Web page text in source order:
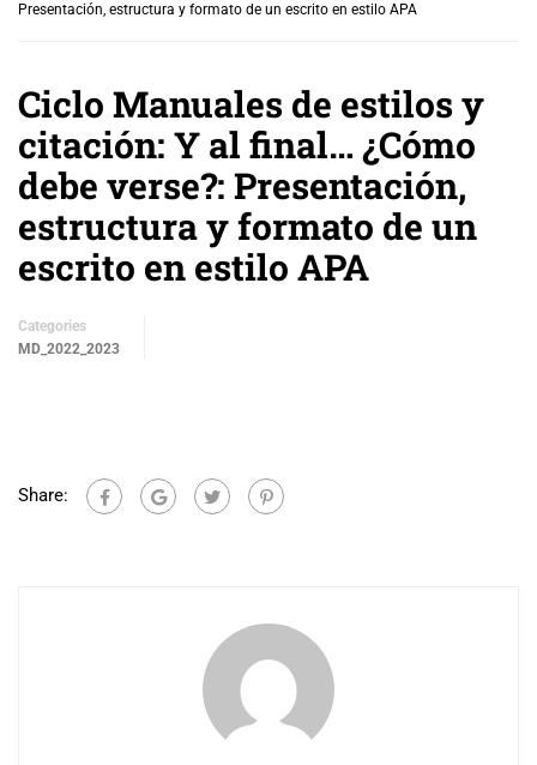
Presentación, estructura y formato de un escrito en estilo APA
Ciclo Manuales de estilos y
citación: Y al final… ¿Cómo
debe verse?: Presentación,
estructura y formato de un
escrito en estilo APA
Categories
MD_2022_2023
Share: